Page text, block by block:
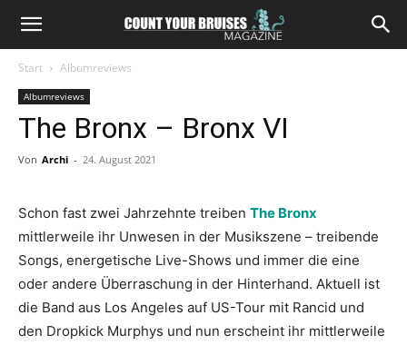
Start Albumreviews
Albumreviews
The Bronx – Bronx VI
Von Archi - 24. August 2021
Schon fast zwei Jahrzehnte treiben The Bronx
mittlerweile ihr Unwesen in der Musikszene – treibende
Songs, energetische Live-Shows und immer die eine
oder andere Überraschung in der Hinterhand. Aktuell ist
die Band aus Los Angeles auf US-Tour mit Rancid und
den Dropkick Murphys und nun erscheint ihr mittlerweile